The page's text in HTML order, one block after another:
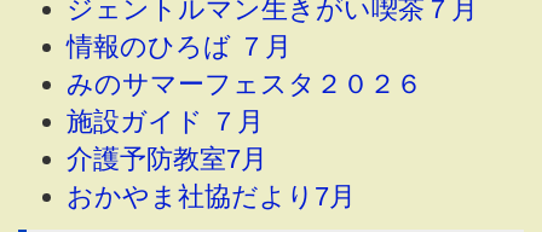
ジェントルマン生きがい喫茶７月
情報のひろば ７月
みのサマーフェスタ２０２６
施設ガイド ７月
介護予防教室7月
おかやま社協だより7月